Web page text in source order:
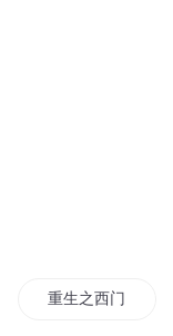
重生之西门庆